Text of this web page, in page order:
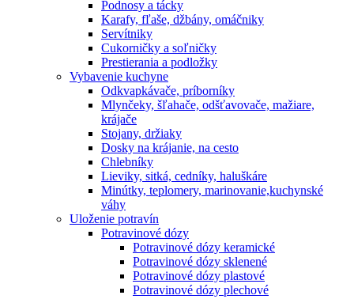
Podnosy a tácky
Karafy, fľaše, džbány, omáčniky
Servítniky
Cukorničky a soľničky
Prestierania a podložky
Vybavenie kuchyne
Odkvapkávače, príborníky
Mlynčeky, šľahače, odšťavovače, mažiare,
krájače
Stojany, držiaky
Dosky na krájanie, na cesto
Chlebníky
Lieviky, sitká, cedníky, haluškáre
Minútky, teplomery, marinovanie,kuchynské
váhy
Uloženie potravín
Potravinové dózy
Potravinové dózy keramické
Potravinové dózy sklenené
Potravinové dózy plastové
Potravinové dózy plechové